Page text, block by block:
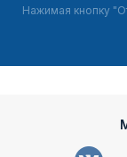
Нажимая кнопку